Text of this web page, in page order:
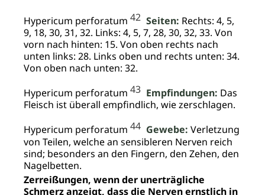
Hypericum perforatum 42 Seiten: Rechts: 4, 5,
9, 18, 30, 31, 32. Links: 4, 5, 7, 28, 30, 32, 33. Von
vorn nach hinten: 15. Von oben rechts nach
unten links: 28. Links oben und rechts unten: 34.
Von oben nach unten: 32.
Hypericum perforatum 43 Empfindungen: Das
Fleisch ist überall empfindlich, wie zerschlagen.
Hypericum perforatum 44 Gewebe: Verletzung
von Teilen, welche an sensibleren Nerven reich
sind; besonders an den Fingern, den Zehen, den
Nagelbetten.
Zerreißungen, wenn der unerträgliche
Schmerz anzeigt, dass die Nerven ernstlich in